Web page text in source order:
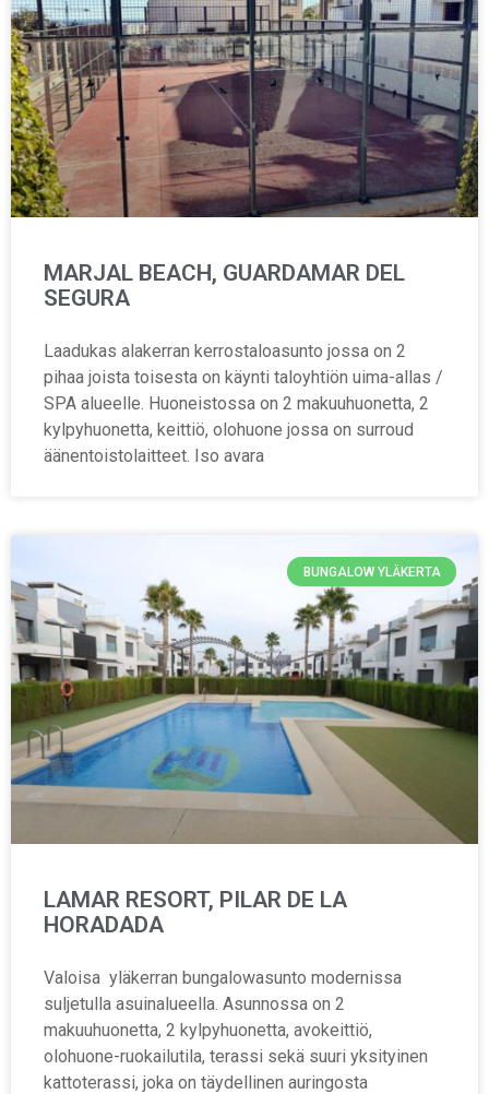
MARJAL BEACH, GUARDAMAR DEL
SEGURA
Laadukas alakerran kerrostaloasunto jossa on 2
pihaa joista toisesta on käynti taloyhtiön uima-allas /
SPA alueelle. Huoneistossa on 2 makuuhuonetta, 2
kylpyhuonetta, keittiö, olohuone jossa on surroud
äänentoistolaitteet. Iso avara
BUNGALOW YLÄKERTA
LAMAR RESORT, PILAR DE LA
HORADADA
Valoisa yläkerran bungalowasunto modernissa
suljetulla asuinalueella. Asunnossa on 2
makuuhuonetta, 2 kylpyhuonetta, avokeittiö,
olohuone-ruokailutila, terassi sekä suuri yksityinen
kattoterassi, joka on täydellinen auringosta